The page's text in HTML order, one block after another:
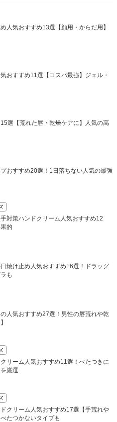
人気おすすめ13選【顔用・からだ用】
おすすめ11選【コスパ最強】ジェル・
選【荒れた唇・乾燥ケアに】人気の高
おすすめ20選！1日落ちない人気の最強
対策ハンドクリーム人気おすすめ12
的
焼け止め人気おすすめ16選！ドラッグ
も
人気おすすめ27選！男性の唇荒れや乾
リーム人気おすすめ11選！べたつきに
厳選
クリーム人気おすすめ17選【手荒れや
たつかないタイプも